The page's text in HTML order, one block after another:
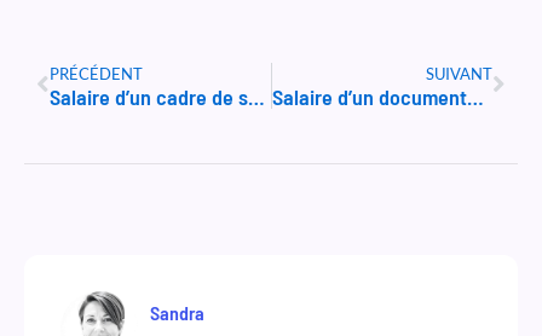
Précédent
PRÉCÉDENT
Salaire d’un cadre de santé
SUIVANT
Salaire d’un documentaliste
Sandra